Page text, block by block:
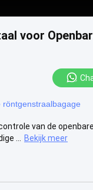
voor
röntgenstraalbagage
van de
...
Bekijk meer